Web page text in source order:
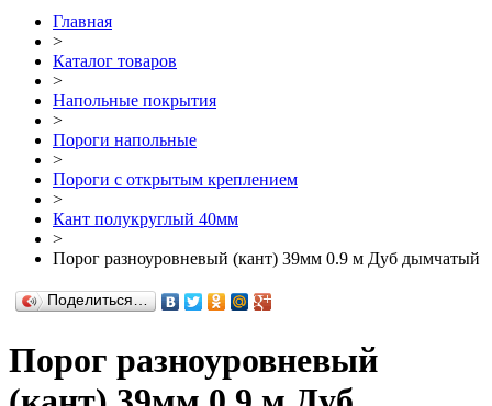
Главная
>
Каталог товаров
>
Напольные покрытия
>
Пороги напольные
>
Пороги с открытым креплением
>
Кант полукруглый 40мм
>
Порог разноуровневый (кант) 39мм 0.9 м Дуб дымчатый
Поделиться…
Порог разноуровневый